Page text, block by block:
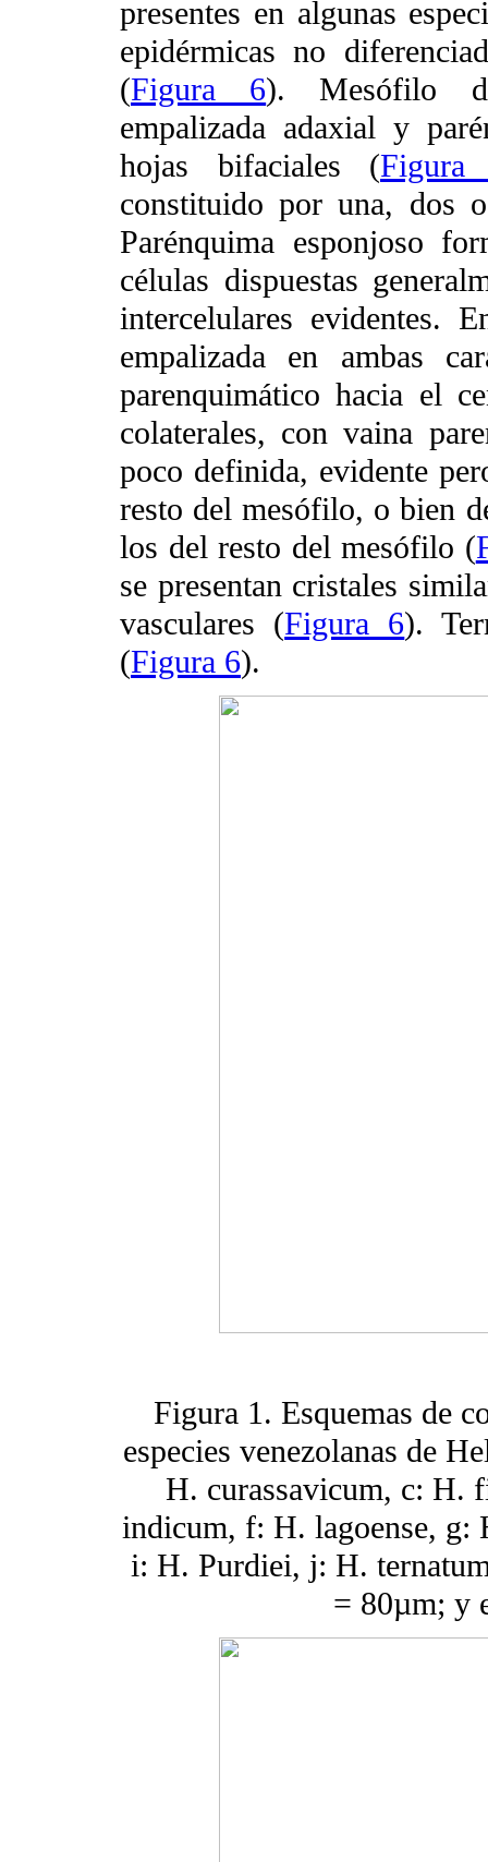
presentes en algunas
epidérmicas no
(Figura 6). Mesófilo
empalizada adaxial y
hojas bifaciales (Figura
constituido por una, dos
Parénquima esponjoso
células dispuestas
intercelulares evidentes.
empalizada en ambas
parenquimático hacia el
colaterales, con vaina
poco definida, evidente
resto del mesófilo, o bien
los del resto del mesófilo (
se presentan cristales
vasculares (Figura 6).
(Figura 6).
Figura 1. Esquemas de
especies venezolanas de
H. curassavicum, c: H.
indicum, f: H. lagoense,
i: H. Purdiei, j: H.
= 80µm; y